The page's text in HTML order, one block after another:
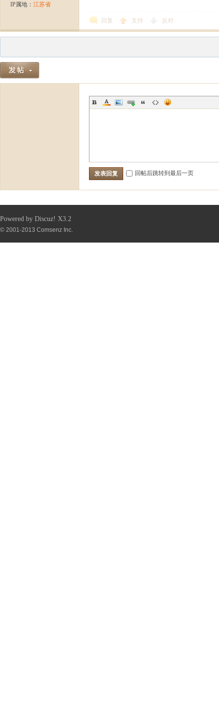
IP属地： 江苏省
回复 支持 反对
发表回复 回帖后跳转到最后一页
Powered by Discuz! X3.2
© 2001-2013 Comsenz Inc.